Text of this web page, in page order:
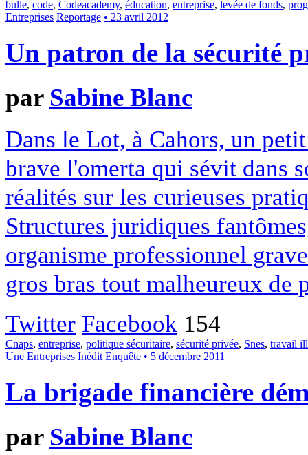
bulle, code, Codeacademy, éducation, entreprise, levée de fonds,
Entreprises Reportage • 23 avril 2012
Un patron de la sécurité
par Sabine Blanc
Dans le Lot, à Cahors, un
brave l'omerta qui sévit dans
réalités sur les curieuses
Structures juridiques
organisme professionnel
gros bras tout malheureux de
Twitter Facebook 154
Cnaps, entreprise, politique sécuritaire, sécurité privée, Snes, travail
Une Entreprises Inédit Enquête • 5 décembre 2011
La brigade financière
par Sabine Blanc